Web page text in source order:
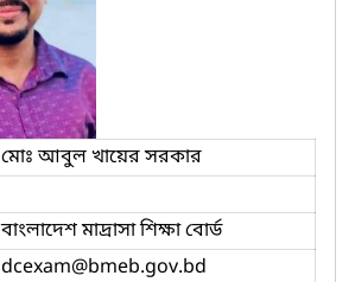
মোঃ আবুল খায়ের সরকার
বাংলাদেশ মাদ্রাসা শিক্ষা বোর্ড
dcexam@bmeb.gov.bd